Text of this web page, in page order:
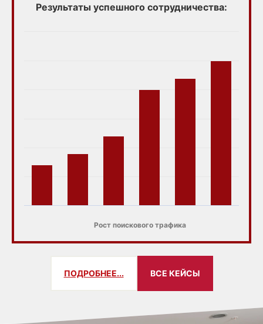
Результаты успешного сотрудничества:
Рост поискового трафика
ПОДРОБНЕЕ... ВСЕ КЕЙСЫ